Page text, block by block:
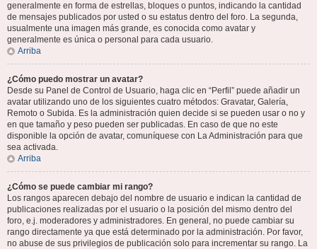
generalmente en forma de estrellas, bloques o puntos, indicando la cantidad
de mensajes publicados por usted o su estatus dentro del foro. La segunda,
usualmente una imagen más grande, es conocida como avatar y
generalmente es única o personal para cada usuario.
Arriba
¿Cómo puedo mostrar un avatar?
Desde su Panel de Control de Usuario, haga clic en “Perfil” puede añadir un
avatar utilizando uno de los siguientes cuatro métodos: Gravatar, Galería,
Remoto o Subida. Es la administración quien decide si se pueden usar o no y
en que tamaño y peso pueden ser publicadas. En caso de que no este
disponible la opción de avatar, comuníquese con La Administración para que
sea activada.
Arriba
¿Cómo se puede cambiar mi rango?
Los rangos aparecen debajo del nombre de usuario e indican la cantidad de
publicaciones realizadas por el usuario o la posición del mismo dentro del
foro, e.j. moderadores y administradores. En general, no puede cambiar su
rango directamente ya que está determinado por la administración. Por favor,
no abuse de sus privilegios de publicación solo para incrementar su rango. La